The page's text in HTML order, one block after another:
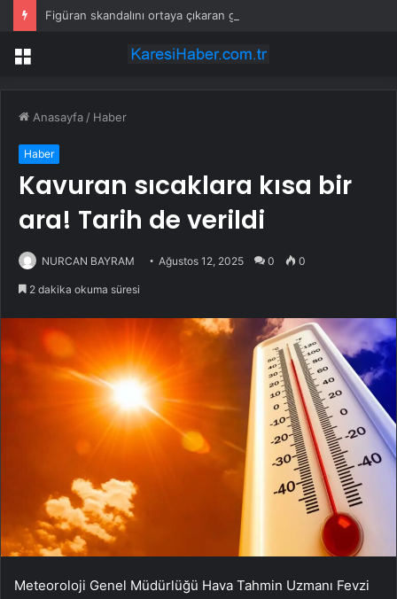
Menü
Anasayfa / Haber
Haber
Kavuran sıcaklara kısa bir
ara! Tarih de verildi
NURCAN BAYRAM Ağustos 12, 2025 0 0
2 dakika okuma süresi
Meteoroloji Genel Müdürlüğü Hava Tahmin Uzmanı Fevzi